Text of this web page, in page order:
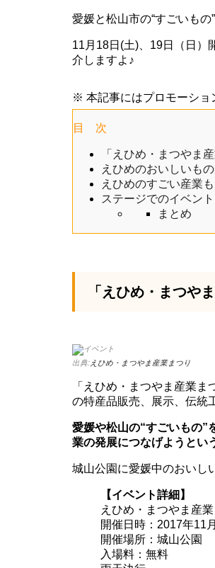
愛媛と松山市の“すごいもの
11月18日(土)、19日（日）
介しますよ♪
※ 本記事にはプロモーショ
目 次
「えひめ・まつやま
えひめのおいしいも
えひめのすごい産業も
ステージでのイベン
まとめ
「えひめ・まつや
出典: えひめ・まつやま産業まつり
「えひめ・まつやま産業
の特産品販売、展示、伝統
愛媛や松山の“すごいもの”
業の発展につなげようとい
城山公園に愛媛中のおいし
【イベント詳細】
えひめ・まつやま産
開催日時：2017年11
開催場所：城山公園
入場料：無料